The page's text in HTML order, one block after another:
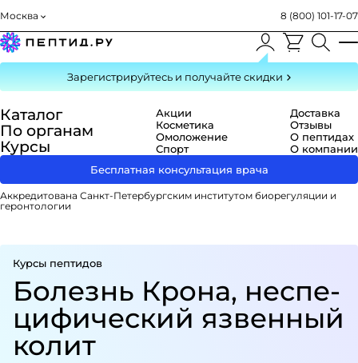
Москва 8 (800) 101-17-07
Зарегистрируйтесь и получайте скидки
Каталог
По органам
Курсы
Акции
Косметика
Омоложение
Спорт
Доставка
Отзывы
О пептидах
О компании
Бесплатная консультация врача
Аккредитована Санкт-Петербургским институтом биорегуляции и
геронтологии
Курсы пептидов
Болезнь Крона, не­с­пе­
ци­фи­че­с­кий язвенный
колит